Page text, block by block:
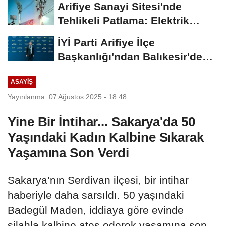
Arifiye Sanayi Sitesi'nde
Tehlikeli Patlama: Elektrik
Altyapısı Çöktü,...
İYİ Parti Arifiye İlçe
Başkanlığı'ndan Balıkesir'deki
ASAYIŞ
Yayınlanma: 07 Ağustos 2025 - 18:48
Yine Bir İntihar... Sakarya'da 50
Yaşındaki Kadın Kalbine Sıkarak
Yaşamına Son Verdi
Sakarya’nın Serdivan ilçesi, bir intihar
haberiyle daha sarsıldı. 50 yaşındaki
Badegül Maden, iddiaya göre evinde